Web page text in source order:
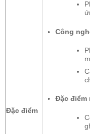
Đặc điểm
Công
Đặc điểm